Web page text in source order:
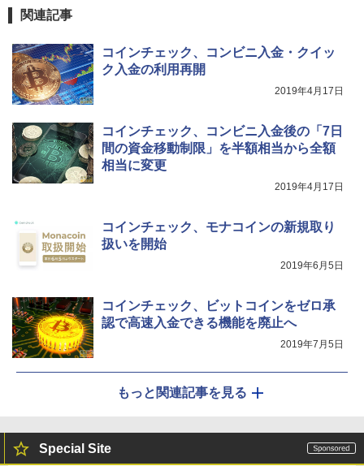
関連記事
コインチェック、コンビニ入金・クイッ
ク入金の利用再開
2019年4月17日
コインチェック、コンビニ入金後の「7日
間の資金移動制限」を半額相当から全額
相当に変更
2019年4月17日
コインチェック、モナコインの新規取り
扱いを開始
2019年6月5日
コインチェック、ビットコインをゼロ承
認で高速入金できる機能を廃止へ
2019年7月5日
もっと関連記事を見る
Special Site